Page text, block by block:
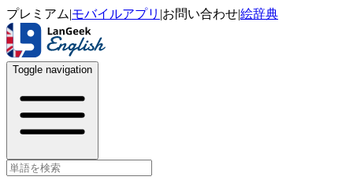
プレミアム|モバイルアプリ |お問い合わせ|絵辞典
Toggle navigation